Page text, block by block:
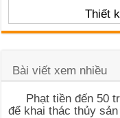
Thiết
Bài viết xem nhiều
Phạt tiền đến 50
để khai thác thủy sản